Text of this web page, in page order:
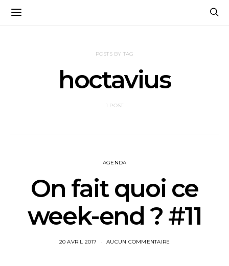
POSTS BY TAG
hoctavius
1 POST
AGENDA
On fait quoi ce
week-end ? #11
20 AVRIL 2017 AUCUN COMMENTAIRE